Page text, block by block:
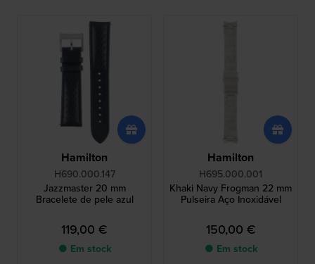
Hamilton
H690.000.147
Jazzmaster 20 mm
Bracelete de pele azul
119,00 €
● Em stock
Hamilton
H695.000.001
Khaki Navy Frogman 22 mm
Pulseira Aço Inoxidável
150,00 €
● Em stock